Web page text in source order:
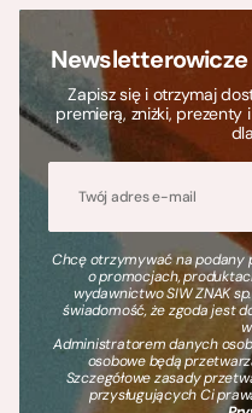
Newsletterowicze
Zapisz się i otrzymaj
premierą, zniżki,
Chcę otrzymywać na podany
o promocjach,
wydawnictwo SIW ZNAK
świadomość, że zgoda jest
Administratorem danych
osobowe będą
Szczegółowe zasady
przysługujących Ci